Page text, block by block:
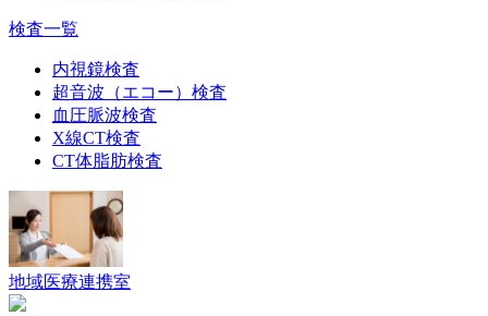
検査一覧
内視鏡検査
超音波（エコー）検査
血圧脈波検査
X線CT検査
CT体脂肪検査
地域医療連携室